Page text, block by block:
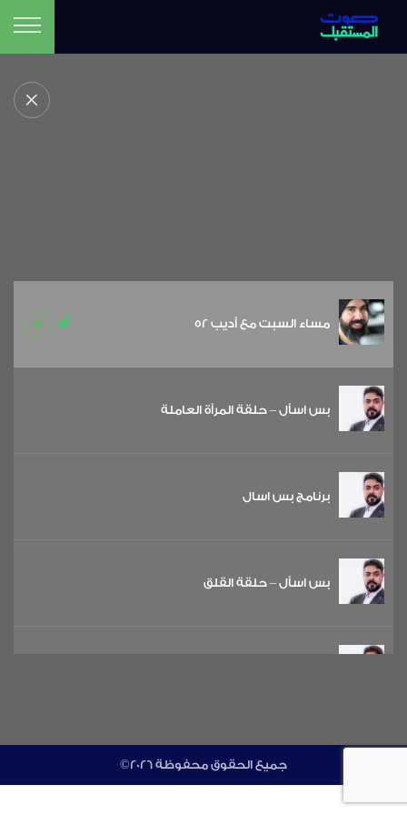
مساء السبت مع أديب 52
بس اسأل – حلقة المرأة العاملة
برنامج بس اسال
بس اسأل – حلقة القلق
©جميع الحقوق محفوظة 2026